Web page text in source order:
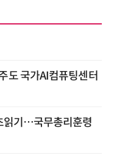
도 국가AI컴퓨팅센터
읽기…국무총리훈령